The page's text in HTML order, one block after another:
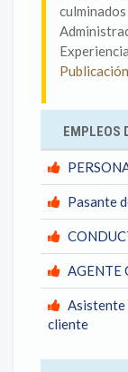
EMPLEOS
Pasante
AGENTE
Asistente
cliente